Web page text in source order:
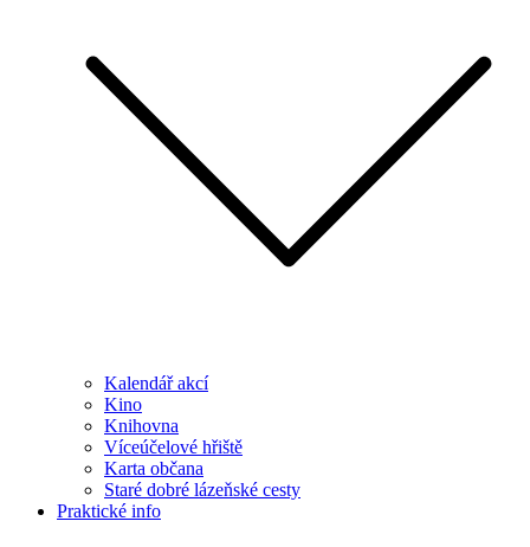
Kalendář akcí
Kino
Knihovna
Víceúčelové hřiště
Karta občana
Staré dobré lázeňské cesty
Praktické info